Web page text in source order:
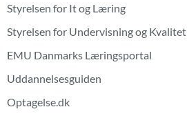
Styrelsen for It og Læring
Styrelsen for Undervisning og Kvalitet
EMU Danmarks Læringsportal
Uddannelsesguiden
Optagelse.dk